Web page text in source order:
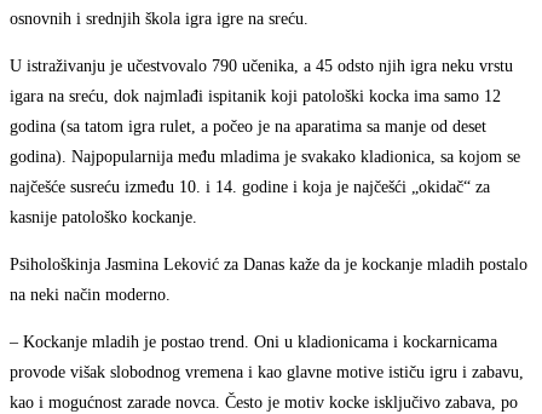
osnovnih i srednjih škola igra igre na sreću.
U istraživanju je učestvovalo 790 učenika, a 45 odsto njih igra neku vrstu
igara na sreću, dok najmlađi ispitanik koji patološki kocka ima samo 12
godina (sa tatom igra rulet, a počeo je na aparatima sa manje od deset
godina). Najpopularnija među mladima je svakako kladionica, sa kojom se
najčešće susreću između 10. i 14. godine i koja je najčešći „okidač“ za
kasnije patološko kockanje.
Psihološkinja Jasmina Leković za Danas kaže da je kockanje mladih postalo
na neki način moderno.
– Kockanje mladih je postao trend. Oni u kladionicama i kockarnicama
provode višak slobodnog vremena i kao glavne motive ističu igru i zabavu,
kao i mogućnost zarade novca. Često je motiv kocke isključivo zabava, po